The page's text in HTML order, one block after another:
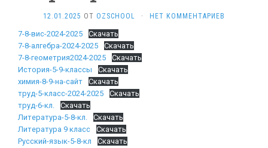
12.01.2025 ОТ OZSCHOOL · НЕТ КОММЕНТАРИЕВ
7-8-вис-2024-2025
Скачать
7-8-алгебра-2024-2025
Скачать
7-8-геометрия2024-2025
Скачать
История-5-9-классы
Скачать
химия-8-9-на-сайт
Скачать
труд-5-класс-2024-2025
Скачать
труд-6-кл.
Скачать
Литература-5-8-кл.
Скачать
Литература 9 класс
Скачать
Русский-язык-5-8-кл
Скачать